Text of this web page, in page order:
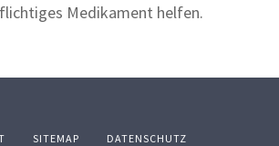
Medikament helfen.
SITEMAP
DATENSCHUTZ